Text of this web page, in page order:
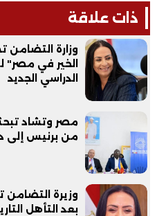
ذات علاقة
وزارة التضامن
الخير في مصر"
الدراسي الجديد
مصر وتشاد
من برنيس إلى
وزيرة
بعد التأهل